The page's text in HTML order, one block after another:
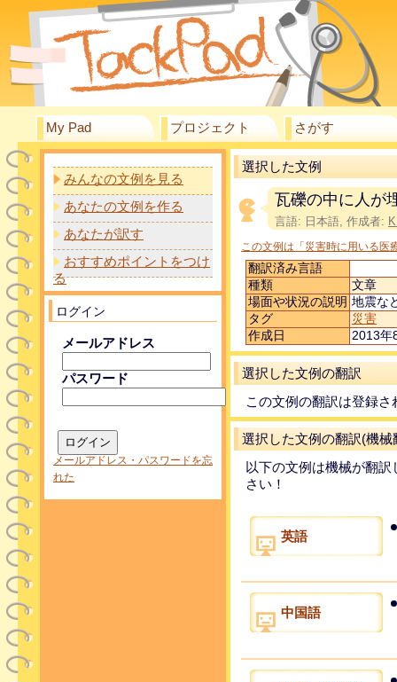
My Pad プロジェクト さがす
みんなの文例を見る
あなたの文例を作る
あなたが訳す
おすすめポイントをつけ
る
ログイン
メールアドレス
パスワード
メールアドレス・パスワードを忘
れた
選択した文例
瓦礫の中に人が
言語: 日本語, 作成者:
この文例は「災害時に用いる医
翻訳済み言語
種類
文章
場面や状況の説明 地震な
タグ
災害
作成日
2013年
選択した文例の翻訳
この文例の翻訳は登録さ
選択した文例の翻訳(機械
以下の文例は機械が翻
さい！
英語
中国語